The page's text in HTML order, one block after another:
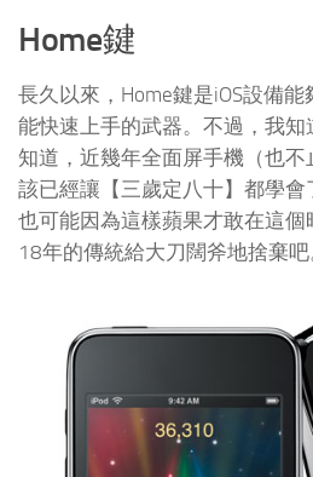
Home鍵
長久以來，Home鍵是iOS設備
能快速上手的武器。不過，我
知道，近幾年全面屏手機（也不
該已經讓【三歲定八十】都學會
也可能因為這樣蘋果才敢在這
18年的傳統給大刀闊斧地捨棄吧